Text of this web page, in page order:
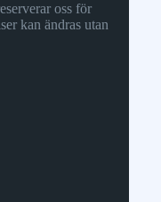
oss för
kan ändras utan